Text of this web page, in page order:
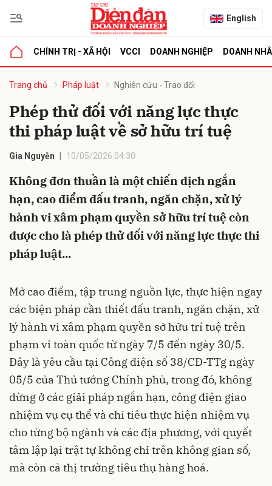
English
CHÍNH TRỊ - XÃ HỘI VCCI DOANH NGHIỆP DOANH
Trang chủ Pháp luật Nghiên cứu - Trao đổi
Phép thử đối với năng lực thực
thi pháp luật về sở hữu trí tuệ
Gia Nguyễn 10/05/2026 04:30
Không đơn thuần là một chiến dịch ngắn
hạn, cao điểm đấu tranh, ngăn chặn, xử lý
hành vi xâm phạm quyền sở hữu trí tuệ còn
được cho là phép thử đối với năng lực thực thi
pháp luật...
Mở cao điểm, tập trung nguồn lực, thực hiện ngay
các biện pháp cần thiết đấu tranh, ngăn chặn, xử
lý hành vi xâm phạm quyền sở hữu trí tuệ trên
phạm vi toàn quốc từ ngày 7/5 đến ngày 30/5.
Đây là yêu cầu tại Công điện số 38/CĐ-TTg ngày
05/5 của Thủ tướng Chính phủ, trong đó, không
dừng ở các giải pháp ngắn hạn, công điện giao
nhiệm vụ cụ thể và chỉ tiêu thực hiện nhiệm vụ
cho từng bộ ngành và các địa phương, với quyết
tâm lập lại trật tự không chỉ trên không gian số,
mà còn cả thị trường tiêu thụ hàng hoá.
luận
Hủy